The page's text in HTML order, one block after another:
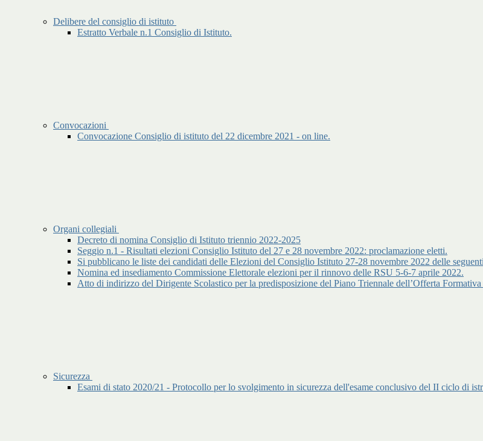
Delibere del consiglio di istituto
Estratto Verbale n.1 Consiglio di Istituto.
Convocazioni
Convocazione Consiglio di istituto del 22 dicembre 2021 - on line.
Organi collegiali
Decreto di nomina Consiglio di Istituto triennio 2022-2025
Seggio n.1 - Risultati elezioni Consiglio Istituto del 27 e 28 novembre 2022: proclamazione eletti.
Si pubblicano le liste dei candidati delle Elezioni del Consiglio Istituto 27-28 novembre 2022 delle
Nomina ed insediamento Commissione Elettorale elezioni per il rinnovo delle RSU 5-6-7 aprile 2022.
Atto di indirizzo del Dirigente Scolastico per la predisposizione del Piano Triennale dell’Offerta
Sicurezza
Esami di stato 2020/21 - Protocollo per lo svolgimento in sicurezza dell'esame conclusivo del II ciclo di